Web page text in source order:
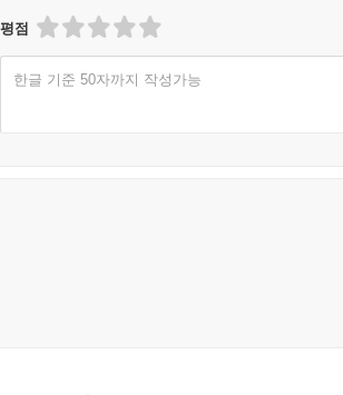
평점
한글 기준 50자까지 작성가능